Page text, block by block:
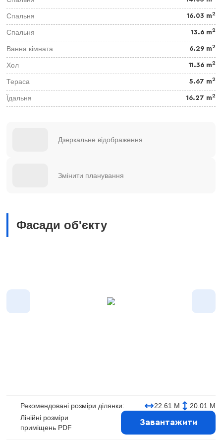
Спальня 16.03 m2
Спальня 13.6 m2
Ванна кімната 6.29 m2
Хол 11.36 m2
Тераса 5.67 m2
Їдальня 16.27 m2
Дзеркальне відображення
Змінити планування
Фасади об'єкту
Рекомендовані розміри ділянки: 22.61 М
20.01 М
Лінійні розміри
приміщень PDF
Завантажити